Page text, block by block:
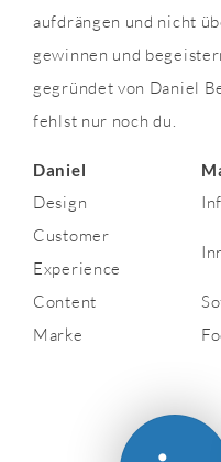
aufdrängen und nicht
gewinnen und
gegründet von Daniel
fehlst nur noch du.
Daniel
Design
Customer
Experience
Content
Marke